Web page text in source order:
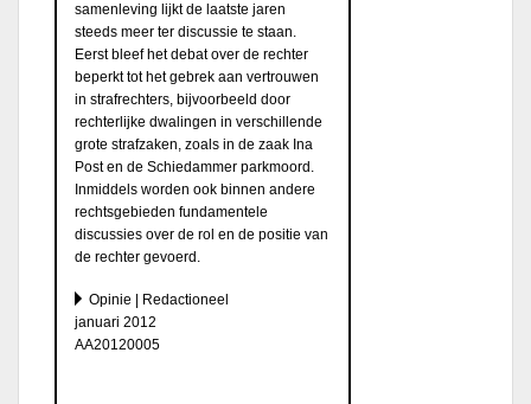
samenleving lijkt de laatste jaren
steeds meer ter discussie te staan.
Eerst bleef het debat over de rechter
beperkt tot het gebrek aan vertrouwen
in strafrechters, bijvoorbeeld door
rechterlijke dwalingen in verschillende
grote strafzaken, zoals in de zaak Ina
Post en de Schiedammer parkmoord.
Inmiddels worden ook binnen andere
rechtsgebieden fundamentele
discussies over de rol en de positie van
de rechter gevoerd.
Opinie | Redactioneel
januari 2012
AA20120005